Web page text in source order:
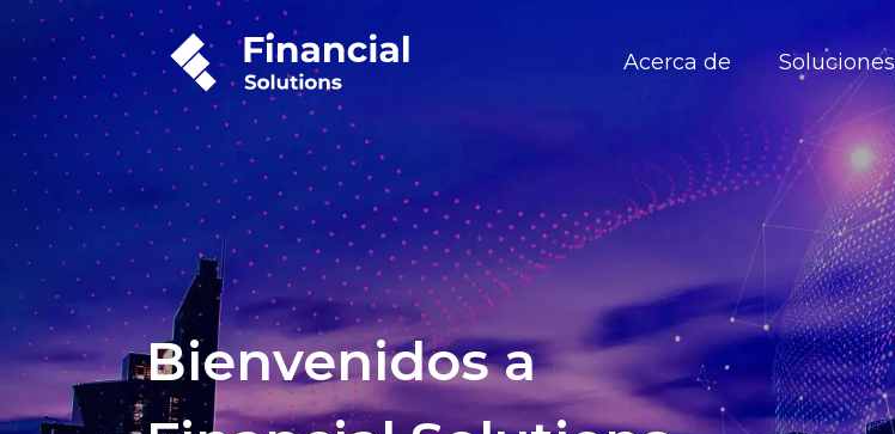
Acerca de Soluciones
Bienvenidos a